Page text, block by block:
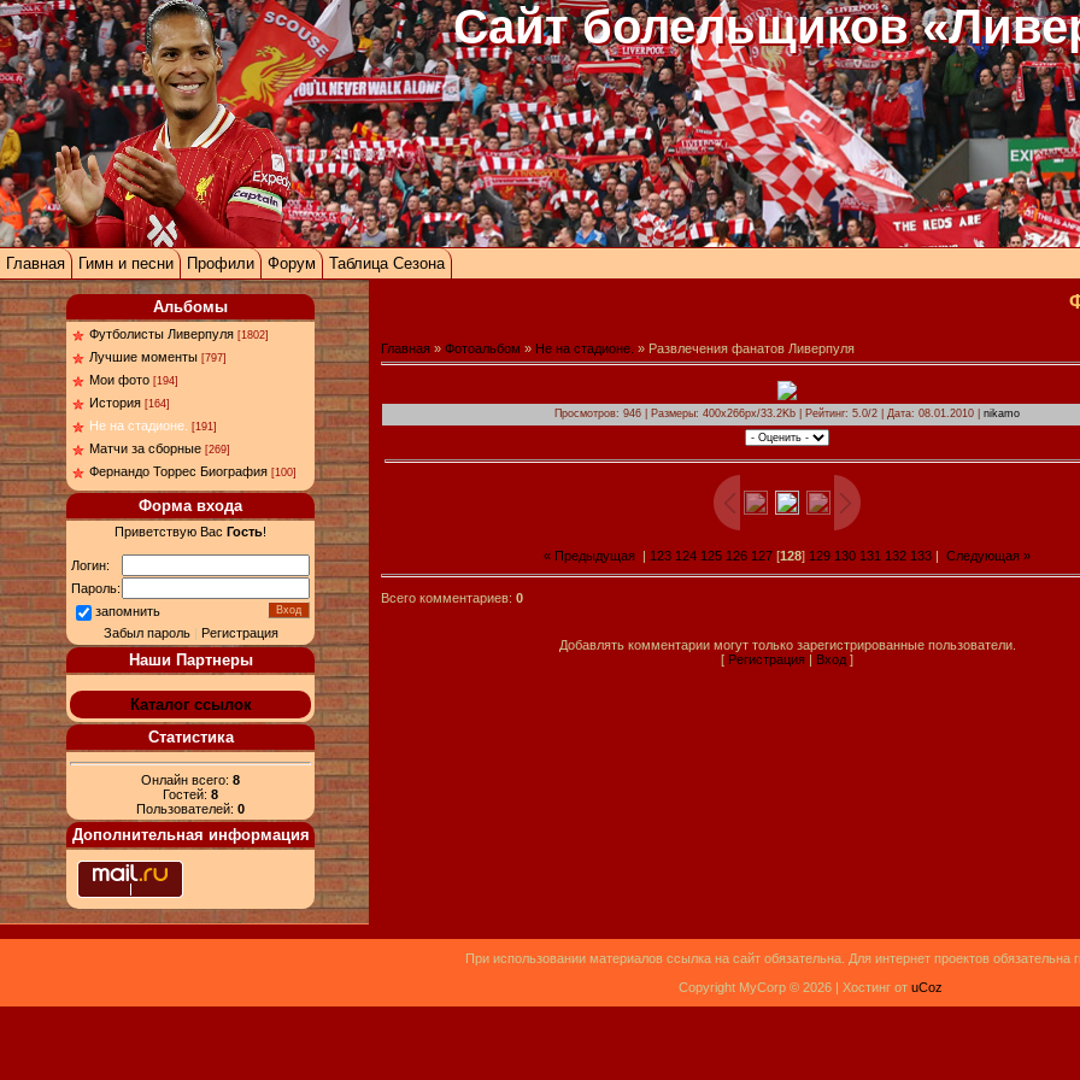
Сайт болельщиков
Главная Гимн и песни Профили Форум Таблица Сезона
Альбомы
Футболисты Ливерпуля [1802]
Лучшие моменты [797]
Мои фото [194]
История [164]
Не на стадионе. [191]
Матчи за сборные [269]
Фернандо Торрес Биография [100]
Форма входа
Приветствую Вас Гость!
Логин:
Пароль:
запомнить
Забыл пароль| Регистрация
Наши Партнеры
Каталог ссылок
Статистика
Онлайн всего: 8
Гостей: 8
Пользователей: 0
Дополнительная информация
Главная » Фотоальбом » Не на стадионе. » Развлечения фанатов Ливерпуля
Просмотров: 946 | Размеры: 400x266px/33.2Kb | Рейтинг: 5.0/2 | Дата: 08.01.2010 | nikamo
« Предыдущая 123 124 125 126 127 [128] 129 130 131 132 133 Следующая »
Всего комментариев: 0
Добавлять комментарии могут только зарегистрированные пользователи.
[ Регистрация | Вход ]
При использовании материалов ссылка на сайт обязательна. Для интернет проектов обязательна
Copyright MyCorp © 2026 | Хостинг от uCoz